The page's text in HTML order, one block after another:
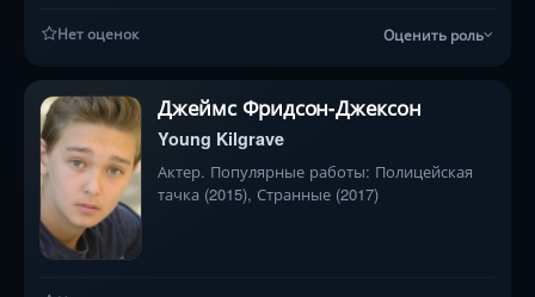
Нет оценок Оценить роль
Джеймс Фридсон-Джексон
Young Kilgrave
Актер. Популярные работы: Полицейская
тачка (2015), Странные (2017)